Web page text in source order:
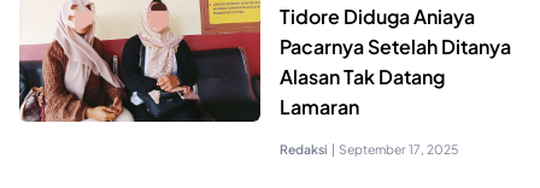
Tidore Diduga Aniaya
Pacarnya Setelah Ditanya
Alasan Tak Datang
Lamaran
Redaksi | September 17, 2025